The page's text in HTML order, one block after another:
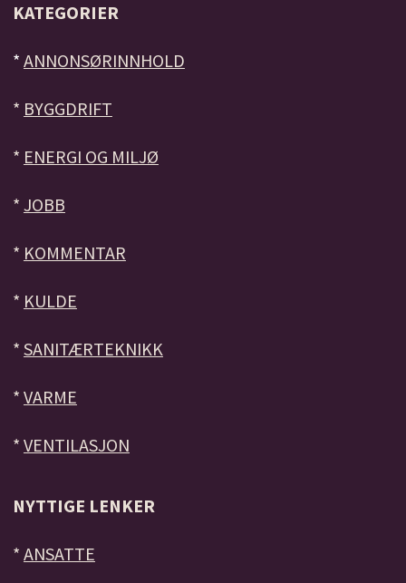
KATEGORIER
* ANNONSØRINNHOLD
* BYGGDRIFT
* ENERGI OG MILJØ
* JOBB
* KOMMENTAR
* KULDE
* SANITÆRTEKNIKK
* VARME
* VENTILASJON
NYTTIGE LENKER
* ANSATTE